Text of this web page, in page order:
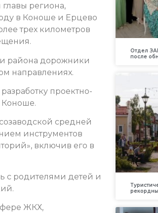
региона,
в Коноше и Ерцево
трех километров
района дорожники
направлениях.
проектно-
Коноше.
средней
инструментов
включив его в
с родителями детей и
ЖКХ,
Отдел
после